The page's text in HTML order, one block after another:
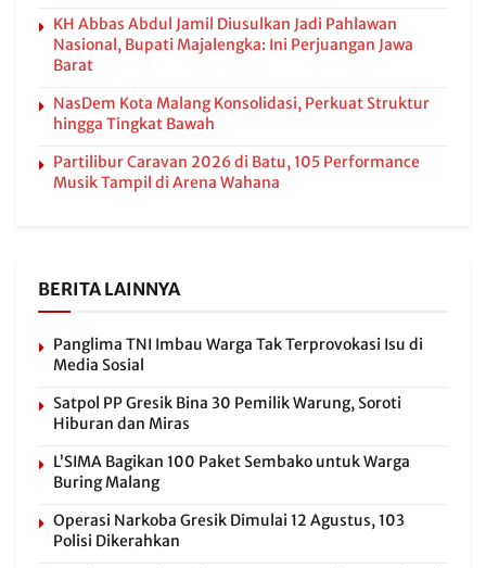
KH Abbas Abdul Jamil Diusulkan Jadi Pahlawan
Nasional, Bupati Majalengka: Ini Perjuangan Jawa
Barat
NasDem Kota Malang Konsolidasi, Perkuat Struktur
hingga Tingkat Bawah
Partilibur Caravan 2026 di Batu, 105 Performance
Musik Tampil di Arena Wahana
BERITA LAINNYA
Panglima TNI Imbau Warga Tak Terprovokasi Isu di
Media Sosial
Satpol PP Gresik Bina 30 Pemilik Warung, Soroti
Hiburan dan Miras
L’SIMA Bagikan 100 Paket Sembako untuk Warga
Buring Malang
Operasi Narkoba Gresik Dimulai 12 Agustus, 103
Polisi Dikerahkan